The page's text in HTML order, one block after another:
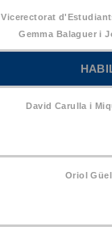
Vicerectorat
Gemma Balaguer i
David Carulla i
Oriol